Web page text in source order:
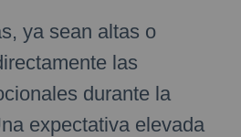
ya sean altas o
las
durante la
expectativa elevada